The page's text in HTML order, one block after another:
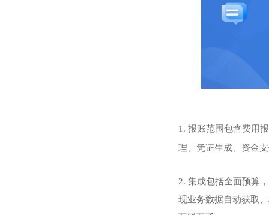
1. 报账范围包含费用
理、凭证生成、资金
2. 集成包括全面预算
现业务数据自动获取